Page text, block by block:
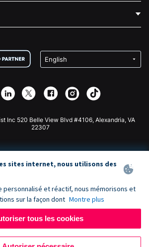
caritative
Webflow
Inc 520 Belle View Blvd #4106, Alexandria, VA
22307
sites internet, nous utilisons des
personnalisé et réactif, nous mémorisons et
sur la façon dont Montre plus
tous les cookies